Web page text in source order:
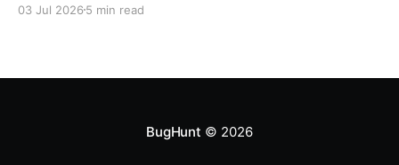
para que a maioria do mercado cruzasse a fronteira
histórica conduzida pela
03 Jul 2026 5 min read
BugHunt © 2026